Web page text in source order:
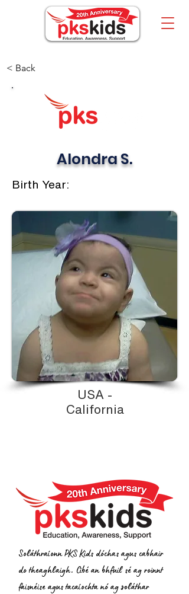
< Back
Alondra S.
Birth Year:
USA -
California
Soláthraíonn PKS Kids dóchas agus cabhair
do theaghlaigh. Cibé an bhfuil sé ag roinnt
faisnéise agus tacaíochta nó ag soláthar